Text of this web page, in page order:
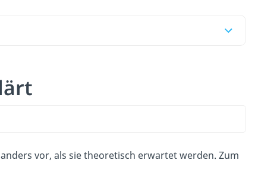
vor, als sie theoretisch erwartet werden. Zum